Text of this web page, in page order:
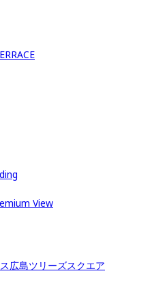
View
広島ツリーズスクエア